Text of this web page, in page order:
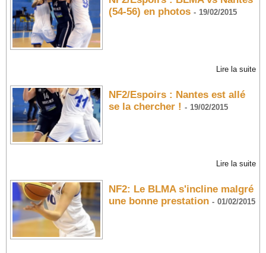
(54-56) en photos - 19/02/2015
Lire la suite
NF2/Espoirs : Nantes est allé
se la chercher ! - 19/02/2015
Lire la suite
NF2: Le BLMA s'incline malgré
une bonne prestation - 01/02/2015